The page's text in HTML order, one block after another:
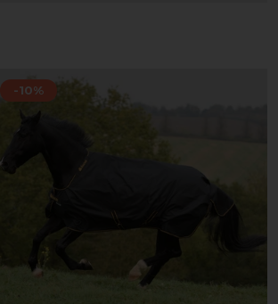
-10%